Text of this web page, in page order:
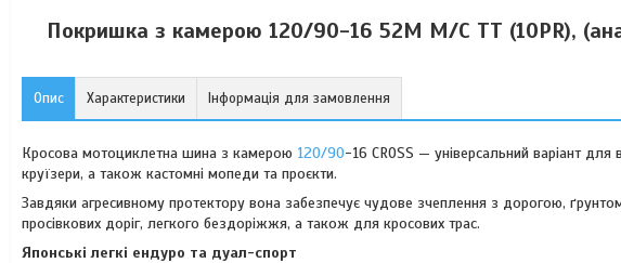
Покришка з камерою 120/90-16 52M M/C TT (10PR),
Опис Характеристики Інформація для замовлення
Кросова мотоциклетна шина з камерою 120/90-16 CROSS — універсальний варіант
круїзери, а також кастомні мопеди та проєкти.
Завдяки агресивному протектору вона забезпечує чудове зчеплення з дорогою,
просівкових доріг, легкого бездоріжжя, а також для кросових трас.
Японські легкі ендуро та дуал-спорт